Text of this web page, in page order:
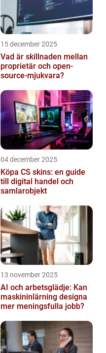
15 december 2025
Vad är skillnaden mellan
proprietär och open-
source-mjukvara?
04 december 2025
Köpa CS skins: en guide
till digital handel och
samlarobjekt
13 november 2025
AI och arbetsglädje: Kan
maskininlärning designa
mer meningsfulla jobb?